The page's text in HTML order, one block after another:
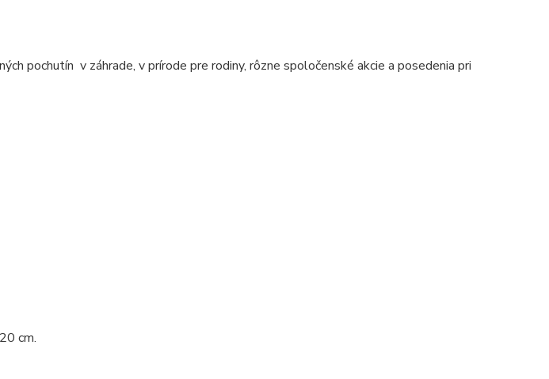
pochutín v záhrade, v prírode pre rodiny, rôzne spoločenské akcie a posedenia pri
cm.